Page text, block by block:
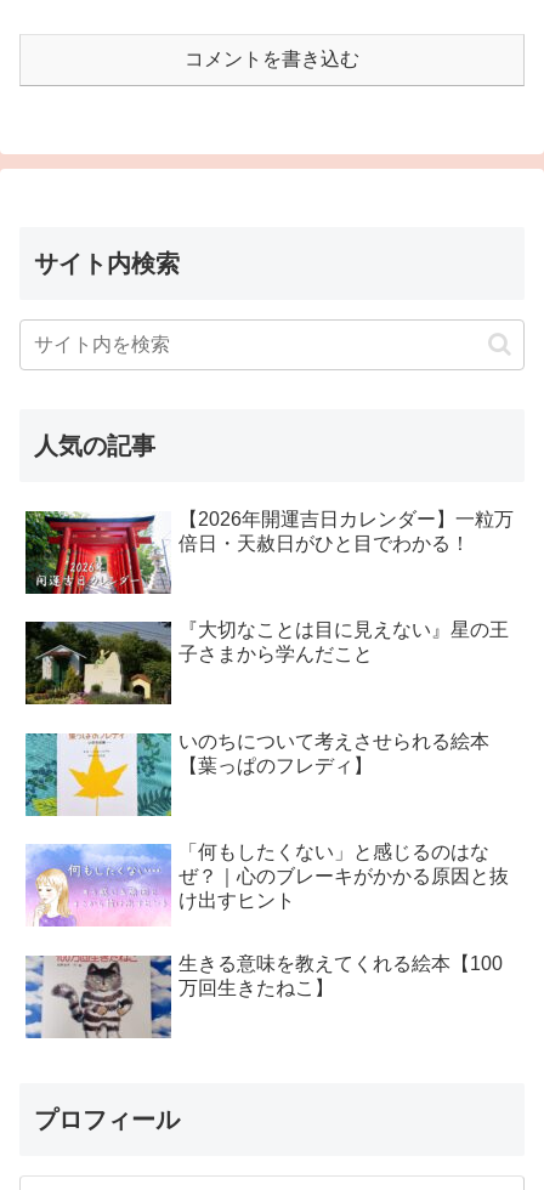
コメントを書き込む
サイト内検索
人気の記事
【2026年開運吉日カレンダー】一粒万
倍日・天赦日がひと目でわかる！
『大切なことは目に見えない』星の王
子さまから学んだこと
いのちについて考えさせられる絵本
【葉っぱのフレディ】
「何もしたくない」と感じるのはな
ぜ？｜心のブレーキがかかる原因と抜
け出すヒント
生きる意味を教えてくれる絵本【100
万回生きたねこ】
プロフィール